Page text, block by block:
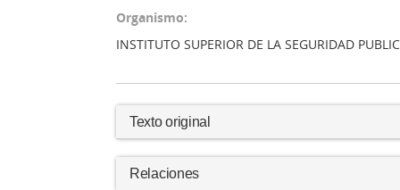
Organismo:
INSTITUTO SUPERIOR DE LA SEGURIDAD
Texto original
Relaciones